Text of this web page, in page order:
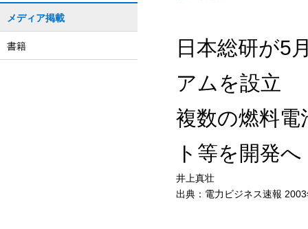
日本総研が5
アムを設立
複数の燃料
ト等を開発へ
井上真壮
出典：電力ビジネス速報
メディア掲載
書籍